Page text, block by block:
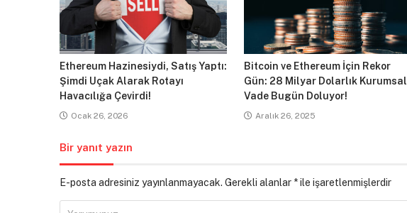
Ethereum Hazinesiydi, Satış Yaptı:
Şimdi Uçak Alarak Rotayı
Havacılığa Çevirdi!
Ocak 26, 2026
Bitcoin ve Ethereum İçin Rekor
Gün: 28 Milyar Dolarlık Kurumsal
Vade Bugün Doluyor!
Aralık 26, 2025
Bir yanıt yazın
E-posta adresiniz yayınlanmayacak. Gerekli alanlar *ile işaretlenmişlerdir